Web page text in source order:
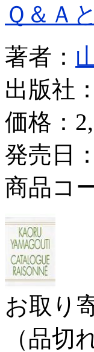
Ｑ＆Ａ
著者：
出版社：
価格：
発売日
商品コ
お取り
（品切